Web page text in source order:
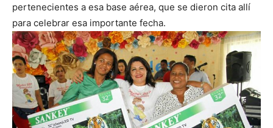
pertenecientes a esa base aérea, que se dieron cita allí
para celebrar esa importante fecha.